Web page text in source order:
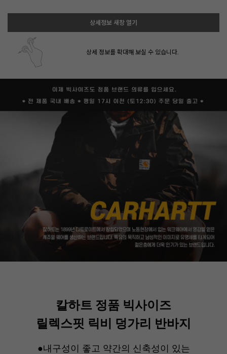
상세정보 새창 열기
상세 정보를 확대해 보실 수 있습니다.
칼하트 정품 빅사이즈
릴렉스핏 릭비 덩가리 반바지
●내구성이 좋고 약간의 신축성이 있는